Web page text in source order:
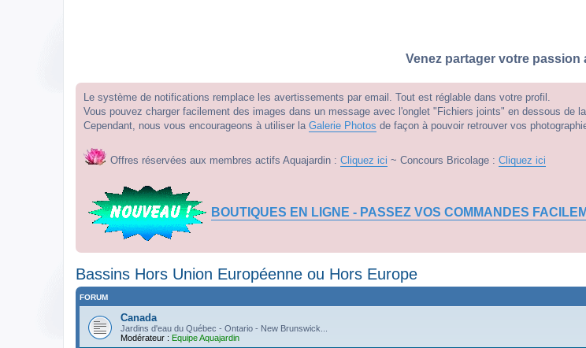
Venez partager votre passion
Le système de notifications remplace les avertissements par email. Tout est réglable dans votre profil.
Vous pouvez charger facilement des images dans un message avec l'onglet "Fichiers joints" en dessous de
Cependant, nous vous encourageons à utiliser la Galerie Photos de façon à pouvoir retrouver vos
Offres réservées aux membres actifs Aquajardin : Cliquez ici ~ Concours Bricolage : Cliquez ici
BOUTIQUES EN LIGNE - PASSEZ VOS COMMANDES
Bassins Hors Union Européenne ou Hors Europe
FORUM
Canada
Jardins d'eau du Québec - Ontario - New Brunswick...
Modérateur : Equipe Aquajardin